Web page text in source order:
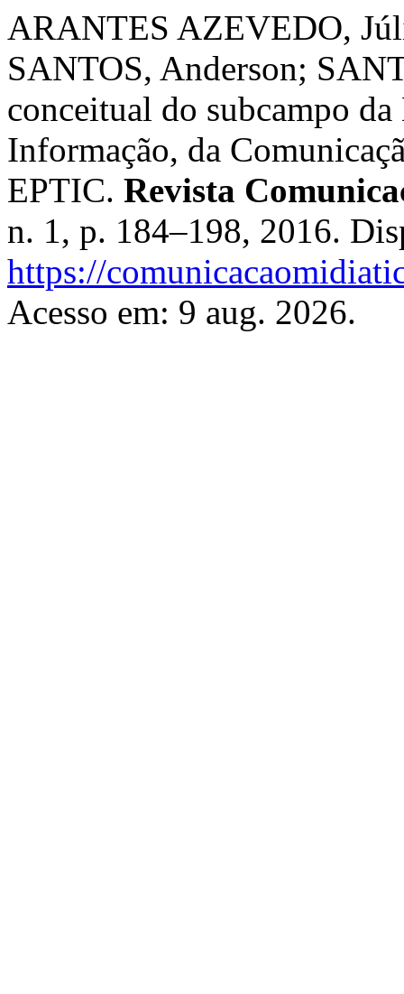
ARANTES AZEVEDO,
SANTOS, Anderson;
conceitual do subcampo
Informação, da
EPTIC. Revista
n. 1, p. 184–198, 2016.
https://
Acesso em: 9 aug. 2026.